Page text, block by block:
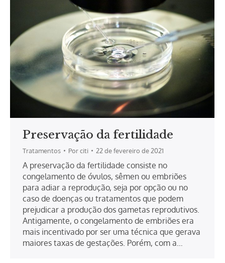
Preservação da fertilidade
Tratamentos Porciti 22 de fevereiro de 2021
A preservação da fertilidade consiste no
congelamento de óvulos, sêmen ou embriões
para adiar a reprodução, seja por opção ou no
caso de doenças ou tratamentos que podem
prejudicar a produção dos gametas reprodutivos.
Antigamente, o congelamento de embriões era
mais incentivado por ser uma técnica que gerava
maiores taxas de gestações. Porém, com a…